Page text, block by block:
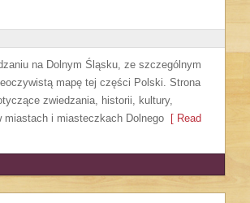
na Dolnym Śląsku, ze szczególnym
mapę tej części Polski. Strona
zwiedzania, historii, kultury,
miastach i miasteczkach Dolnego [ Read